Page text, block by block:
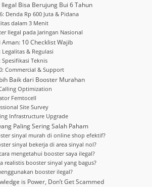
Bisa Berujung Bui 6 Tahun
Denda Rp 600 Juta & Pidana
dalam 3 Menit
Ilegal pada Jaringan Nasional
10 Checklist Wajib
& Regulasi
Teknis
Commercial & Support
Baik dari Booster Murahan
Optimization
Femtocell
Site Survey
Infrastructure Upgrade
Paling Sering Salah Paham
sinyal murah di online shop efektif?
sinyal bekerja di area sinyal nol?
mengetahui booster saya ilegal?
realistis booster sinyal yang bagus?
booster ilegal?
is Power, Don’t Get Scammed